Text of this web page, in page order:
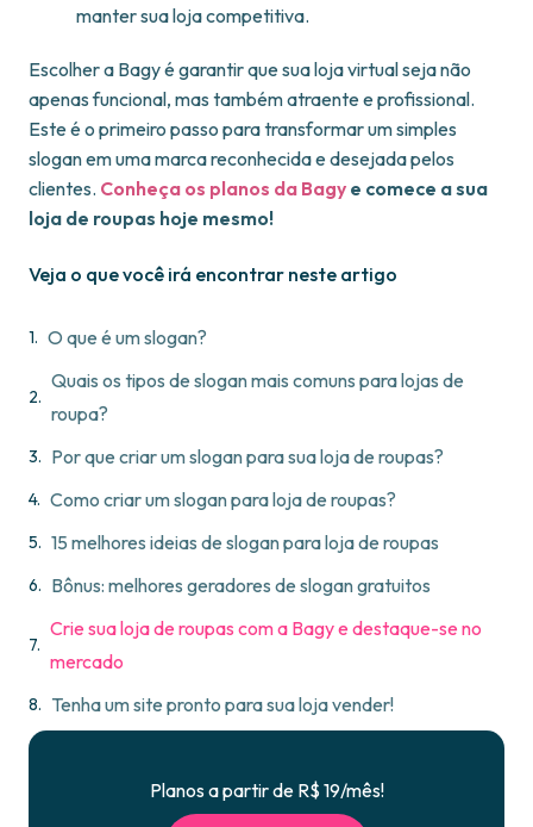
manter sua loja competitiva.
Escolher a Bagy é garantir que sua loja virtual seja não
apenas funcional, mas também atraente e profissional.
Este é o primeiro passo para transformar um simples
slogan em uma marca reconhecida e desejada pelos
clientes. Conheça os planos da Bagy e comece a sua
loja de roupas hoje mesmo!
Veja o que você irá encontrar neste artigo
O que é um slogan?
Quais os tipos de slogan mais comuns para lojas de
roupa?
Por que criar um slogan para sua loja de roupas?
Como criar um slogan para loja de roupas?
15 melhores ideias de slogan para loja de roupas
Bônus: melhores geradores de slogan gratuitos
Crie sua loja de roupas com a Bagy e destaque-se no
mercado
Tenha um site pronto para sua loja vender!
Planos a partir de R$ 19/mês!